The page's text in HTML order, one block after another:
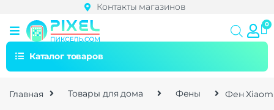
Контакты магазинов
Каталог товаров
Главная Товары для дома Фены Фен